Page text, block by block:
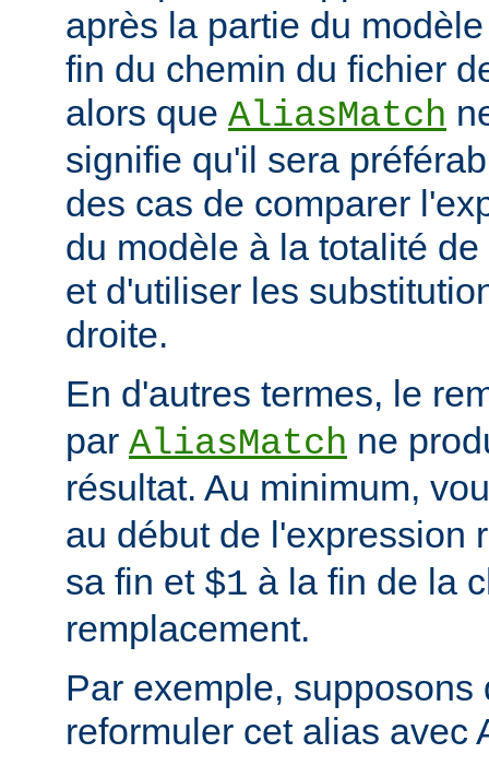
après la partie du
fin du chemin du fichier
alors que AliasMatch
signifie qu'il sera
des cas de comparer
du modèle à la totalité
et d'utiliser les
droite.
En d'autres termes, le
par AliasMatch ne
résultat. Au minimum,
au début de l'expression
sa fin et $1 à la fin de la
remplacement.
Par exemple,
reformuler cet alias avec